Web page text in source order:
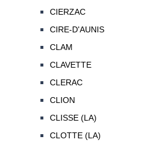
CIERZAC
CIRE-D'AUNIS
CLAM
CLAVETTE
CLERAC
CLION
CLISSE (LA)
CLOTTE (LA)